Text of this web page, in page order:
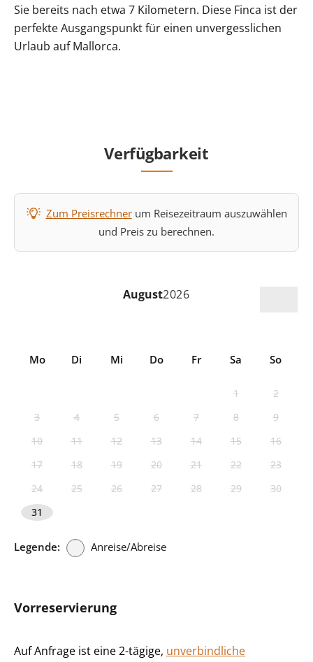
Sie bereits nach etwa 7 Kilometern. Diese Finca ist der
perfekte Ausgangspunkt für einen unvergesslichen
Urlaub auf Mallorca.
Verfügbarkeit
Zum Preisrechnerum Reisezeitraum auszuwählen
und Preis zu berechnen.
August2026
Mo Di Mi Do Fr Sa So
1
2
3
4 5 6 7 8
9
10
11 12 13 14 15
16
17
18 19 20 21 22
23
24
25 26 27 28 29
30
31
Legende: Anreise/Abreise
Vorreservierung
Auf Anfrage ist eine 2-tägige, unverbindliche